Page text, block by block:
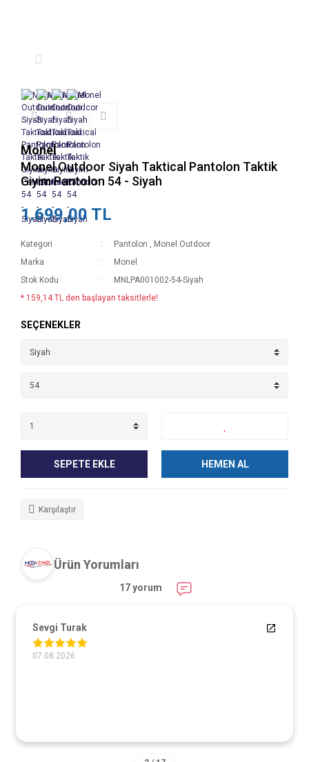
Monel
Monel Outdoor Siyah Taktical Pantolon Taktik
Giyim Pantolon 54 - Siyah
1.699,00 TL
Kategori Pantolon , Monel Outdoor
Marka
Monel
Stok Kodu
MNLPA001002-54-Siyah
* 159,14 TL den başlayan taksitlerle!
SEÇENEKLER
SEPETE EKLE HEMEN AL
Karşılaştır
Ürün Yorumları
17 yorum
Sevgi Turak
07.08.2026